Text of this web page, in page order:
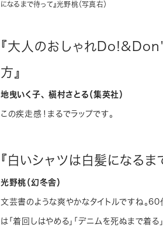
になるまで待って』光野桃（写真右）
『大人のおしゃれ
方』
地曳いく子、 槇村さとる（集英社）
この疾走感！まるでラップです。
『白いシャツは白髪になるま
光野桃（幻冬舎）
文芸書のような爽やかなタイトルですね。
は「着回しはやめる」「デニムを死ぬまで着る